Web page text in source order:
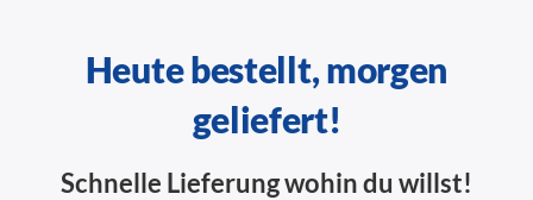
Heute bestellt, morgen
geliefert!
Schnelle Lieferung wohin du willst!